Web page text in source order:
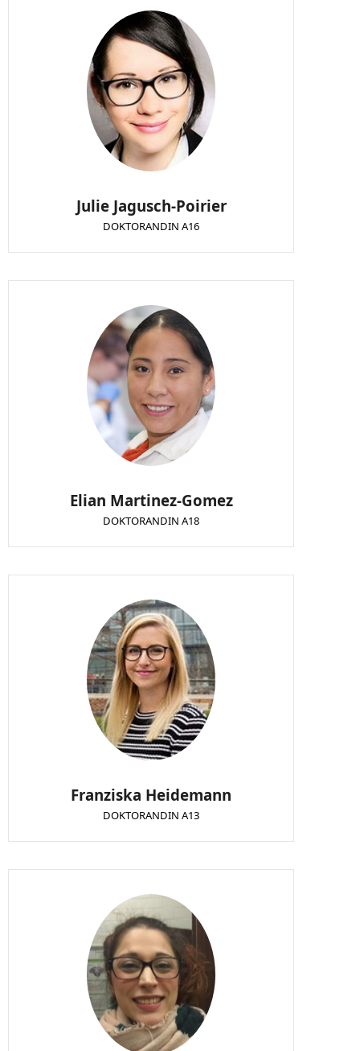
Julie Jagusch-Poirier
DOKTORANDIN A16
Elian Martinez-Gomez
DOKTORANDIN A18
Franziska Heidemann
DOKTORANDIN A13